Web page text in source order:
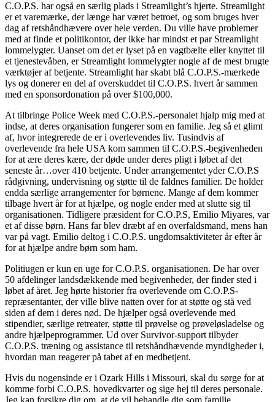
C.O.P.S. har også en særlig plads i Streamlight’s hjerte. Streamlight
er et varemærke, der længe har været betroet, og som bruges hver
dag af retshåndhævere over hele verden. Du ville have problemer
med at finde et politikontor, der ikke har mindst et par Streamlight
lommelygter. Uanset om det er lyset på en vagtbælte eller knyttet til
et tjenestevåben, er Streamlight lommelygter nogle af de mest brugte
værktøjer af betjente. Streamlight har skabt blå C.O.P.S.-mærkede
lys og donerer en del af overskuddet til C.O.P.S. hvert år sammen
med en sponsordonation på over $100,000.
At tilbringe Police Week med C.O.P.S.-personalet hjalp mig med at
indse, at deres organisation fungerer som en familie. Jeg så et glimt
af, hvor integrerede de er i overlevendes liv. Tusindvis af
overlevende fra hele USA kom sammen til C.O.P.S.-begivenheden
for at ære deres kære, der døde under deres pligt i løbet af det
seneste år…over 410 betjente. Under arrangementet yder C.O.P.S
rådgivning, undervisning og støtte til de faldnes familier. De holder
endda særlige arrangementer for børnene. Mange af dem kommer
tilbage hvert år for at hjælpe, og nogle ender med at slutte sig til
organisationen. Tidligere præsident for C.O.P.S, Emilio Miyares, var
et af disse børn. Hans far blev dræbt af en overfaldsmand, mens han
var på vagt. Emilio deltog i C.O.P.S. ungdomsaktiviteter år efter år
for at hjælpe andre børn som ham.
Politiugen er kun en uge for C.O.P.S. organisationen. De har over
50 afdelinger landsdækkende med begivenheder, der finder sted i
løbet af året. Jeg hørte historier fra overlevende om C.O.P.S-
repræsentanter, der ville blive natten over for at støtte og stå ved
siden af ​​dem i deres nød. De hjælper også overlevende med
stipendier, særlige retreater, støtte til prøvelse og prøveløsladelse og
andre hjælpeprogrammer. Ud over Survivor-support tilbyder
C.O.P.S. træning og assistance til retshåndhævende myndigheder i,
hvordan man reagerer på tabet af en medbetjent.
Hvis du nogensinde er i Ozark Hills i Missouri, skal du sørge for at
komme forbi C.O.P.S. hovedkvarter og sige hej til deres personale.
Jeg kan forsikre dig om, at de vil behandle dig som familie.